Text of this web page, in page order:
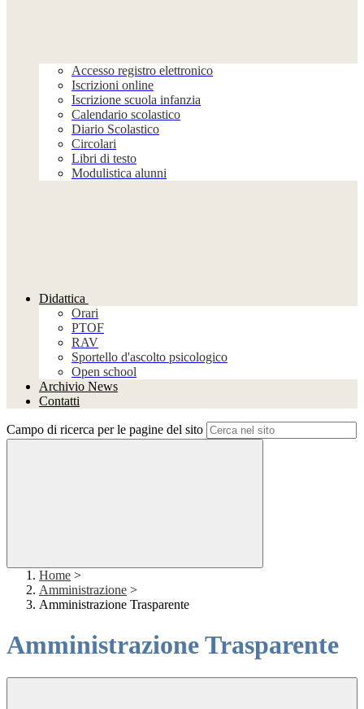
Accesso registro elettronico
Iscrizioni online
Iscrizione scuola infanzia
Calendario scolastico
Diario Scolastico
Circolari
Libri di testo
Modulistica alunni
Didattica
Orari
PTOF
RAV
Sportello d'ascolto psicologico
Open school
Archivio News
Contatti
Campo di ricerca per le pagine del sito
Home >
Amministrazione >
Amministrazione Trasparente
Amministrazione Trasparente